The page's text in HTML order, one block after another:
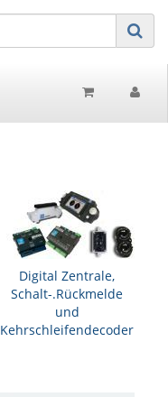
Digital Zentrale,
Schalt-.Rückmelde
und
Kehrschleifendecoder